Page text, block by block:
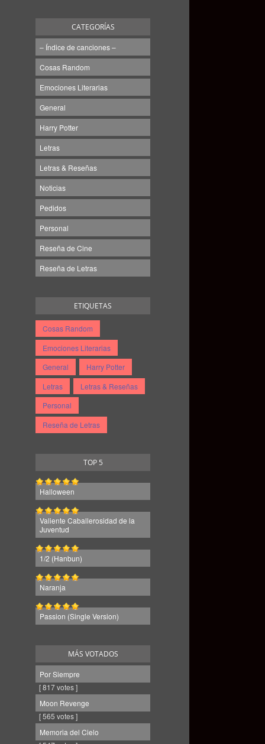
CATEGORÍAS
– Índice de canciones –
Cosas Random
Emociones Literarias
General
Harry Potter
Letras
Letras & Reseñas
Noticias
Pedidos
Personal
Reseña de Cine
Reseña de Letras
ETIQUETAS
Cosas Random
Emociones Literarias
General
Harry Potter
Letras
Letras & Reseñas
Personal
Reseña de Letras
TOP 5
Halloween
Valiente Caballerosidad de la
Juventud
1/2 (Hanbun)
Naranja
Passion (Single Version)
MÁS VOTADOS
Por Siempre
[ 817 votes ]
Moon Revenge
[ 565 votes ]
Memoria del Cielo